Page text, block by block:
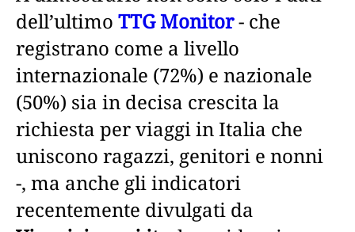
dell’ultimo TTG Monitor- che
registrano come a livello
internazionale (72%) e nazionale
(50%) sia in decisa crescita la
richiesta per viaggi in Italia che
uniscono ragazzi, genitori e nonni
-, ma anche gli indicatori
recentemente divulgati da